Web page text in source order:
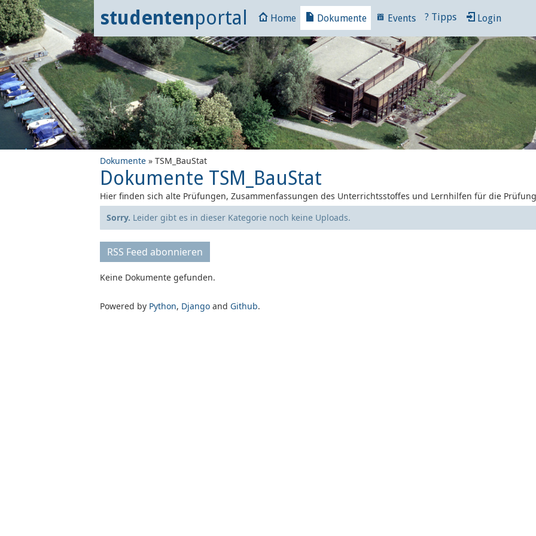
studentenportal Home Dokumente Events ? Tipps Login
Dokumente » TSM_BauStat
Dokumente TSM_BauStat
Hier finden sich alte Prüfungen, Zusammenfassungen des Unterrichtsstoffes und Lernhilfen für die
Sorry. Leider gibt es in dieser Kategorie noch keine Uploads.
RSS Feed abonnieren
Keine Dokumente gefunden.
Powered by Python, Django and Github.